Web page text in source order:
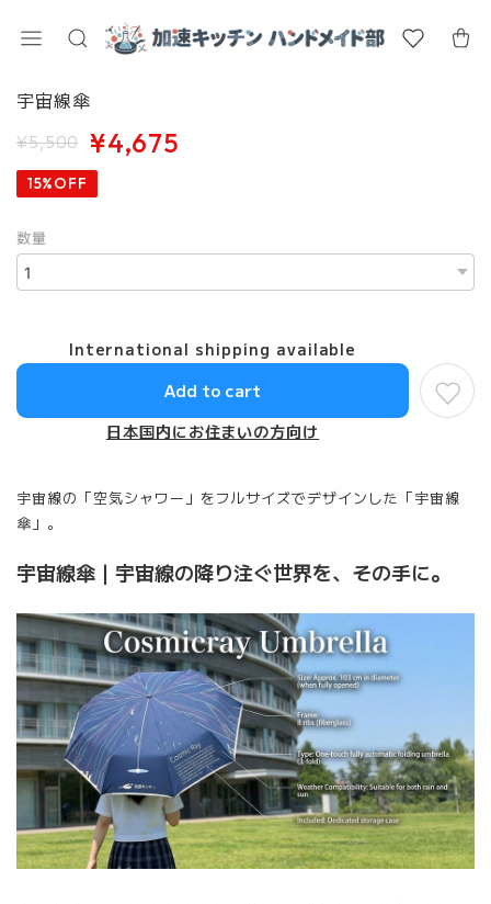
宇宙線傘
¥5,500 ¥4,675
15%OFF
数量
International shipping available
Add to cart
日本国内にお住まいの方向け
宇宙線の「空気シャワー」をフルサイズでデザインした「宇宙線
傘」。
宇宙線傘｜宇宙線の降り注ぐ世界を、その手に。